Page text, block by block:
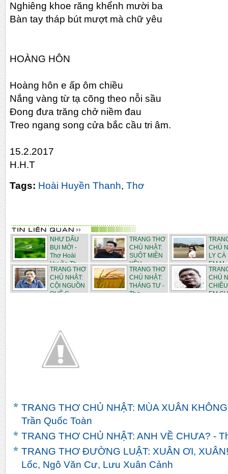
Nghiêng khoe răng khểnh mười ba
Bàn tay tháp bút mượt mà chữ yêu
HOÀNG HÔN
Hoàng hôn e ấp ôm chiều
Nắng vàng từ tạ cõng theo nỗi sầu
Đong đưa trăng chở niềm đau
Treo ngang song cửa bắc cầu tri âm.
15.2.2017
H.H.T
Tags: Hoài Huyền Thanh, Thơ
NHƯ DẤU
BỤI MỜ! -
Thơ Hoài
Huyền Th...
TRANG THƠ
CHỦ NHẬT:
SUỐT MIỀN
YÊU -...
CHỦ
LY CÀ
EM
TRANG THƠ
CHỦ NHẬT:
CỘI NGUỒN
QUÊ C...
TRANG THƠ
CHỦ NHẬT:
THÁNG TƯ -
Thơ ...
CHỦ
EM
TRANG THƠ CHỦ NHẬT: MÙA XUÂN
Trần Quốc Toàn
TRANG THƠ CHỦ NHẬT: ANH VỀ CHƯA? -
TRANG THƠ ĐƯỜNG LUẬT: XUÂN ƠI,
Lốc, Ngô Văn Cư, Lưu Xuân Cảnh